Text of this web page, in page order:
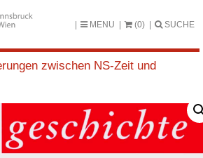
MENU (0) SUCHE
zwischen NS-Zeit und